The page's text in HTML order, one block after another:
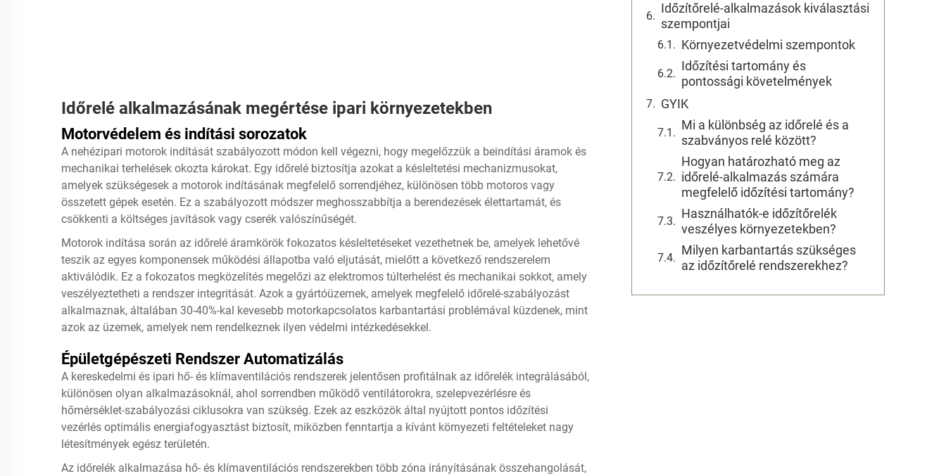
Időrelé alkalmazásának megértése ipari környezetekben
Motorvédelem és indítási sorozatok
A nehézipari motorok indítását szabályozott módon kell végezni, hogy megelőzzük a beindítási áramok és
mechanikai terhelések okozta károkat. Egy időrelé biztosítja azokat a késleltetési mechanizmusokat,
amelyek szükségesek a motorok indításának megfelelő sorrendjéhez, különösen több motoros vagy
összetett gépek esetén. Ez a szabályozott módszer meghosszabbítja a berendezések élettartamát, és
csökkenti a költséges javítások vagy cserék valószínűségét.
Motorok indítása során az időrelé áramkörök fokozatos késleltetéseket vezethetnek be, amelyek lehetővé
teszik az egyes komponensek működési állapotba való eljutását, mielőtt a következő rendszerelem
aktiválódik. Ez a fokozatos megközelítés megelőzi az elektromos túlterhelést és mechanikai sokkot, amely
veszélyeztetheti a rendszer integritását. Azok a gyártóüzemek, amelyek megfelelő időrelé-szabályozást
alkalmaznak, általában 30-40%-kal kevesebb motorkapcsolatos karbantartási problémával küzdenek, mint
azok az üzemek, amelyek nem rendelkeznek ilyen védelmi intézkedésekkel.
Épületgépészeti Rendszer Automatizálás
A kereskedelmi és ipari hő- és klímaventilációs rendszerek jelentősen profitálnak az időrelék integrálásából,
különösen olyan alkalmazásoknál, ahol sorrendben működő ventilátorokra, szelepvezérlésre és
hőmérséklet-szabályozási ciklusokra van szükség. Ezek az eszközök által nyújtott pontos időzítési
vezérlés optimális energiafogyasztást biztosít, miközben fenntartja a kívánt környezeti feltételeket nagy
létesítmények egész területén.
Az időrelék alkalmazása hő- és klímaventilációs rendszerekben több zóna irányításának összehangolását,
Időzítőrelé-alkalmazások kiválasztási
szempontjai
Környezetvédelmi szempontok
Időzítési tartomány és
pontossági követelmények
GYIK
Mi a különbség az időrelé és a
szabványos relé között?
Hogyan határozható meg az
időrelé-alkalmazás számára
megfelelő időzítési tartomány?
Használhatók-e időzítőrelék
veszélyes környezetekben?
Milyen karbantartás szükséges
az időzítőrelé rendszerekhez?